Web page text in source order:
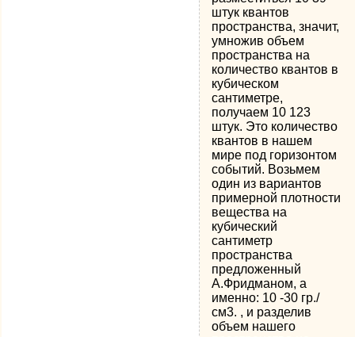
штук квантов
пространства, значит,
умножив объем
пространства на
количество квантов в
кубическом
сантиметре,
получаем 10 123
штук. Это количество
квантов в нашем
мире под горизонтом
событий. Возьмем
один из вариантов
примерной плотности
вещества на
кубический
сантиметр
пространства
предложенный
А.Фридманом, а
именно: 10 -30 гр./
см3. , и разделив
объем нашего